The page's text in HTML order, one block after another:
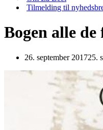
Tilmelding til
Bogen alle
26. september 201725.